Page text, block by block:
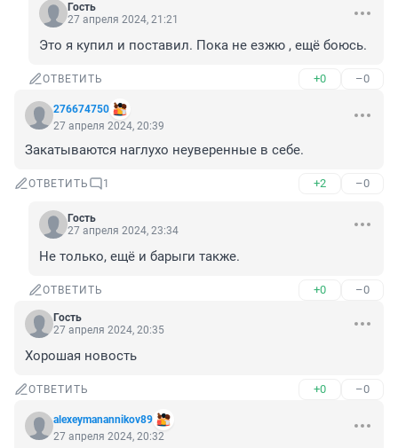
Гость
27 апреля 2024, 21:21
Это я купил и поставил. Пока не езжю , ещё боюсь.
ОТВЕТИТЬ +0 –0
276674750
27 апреля 2024, 20:39
Закатываются наглухо неуверенные в себе.
ОТВЕТИТЬ 1 +2 –0
Гость
27 апреля 2024, 23:34
Не только, ещё и барыги также.
ОТВЕТИТЬ +0 –0
Гость
27 апреля 2024, 20:35
Хорошая новость
ОТВЕТИТЬ +0 –0
alexeymanannikov89
27 апреля 2024, 20:32